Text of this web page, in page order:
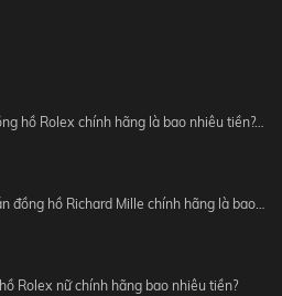
hồ Rolex chính hãng là bao nhiêu tiền?…
đồng hồ Richard Mille chính hãng là bao…
Rolex nữ chính hãng bao nhiêu tiền?